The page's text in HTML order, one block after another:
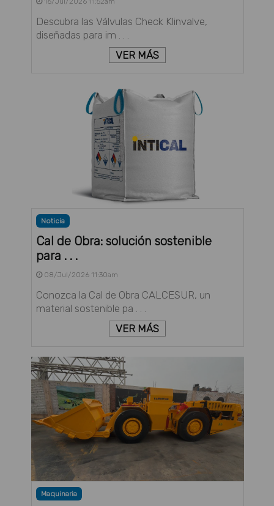
Descubra las Válvulas Check Klinvalve,
diseñadas para im . . .
VER MÁS
Noticia
Cal de Obra: solución sostenible
para . . .
08/Jul/2026 11:30am
Conozca la Cal de Obra CALCESUR, un
material sostenible pa . . .
VER MÁS
Maquinaria